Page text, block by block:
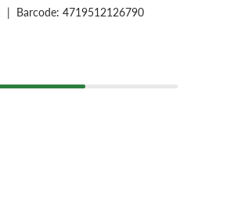
| Barcode: 4719512126790